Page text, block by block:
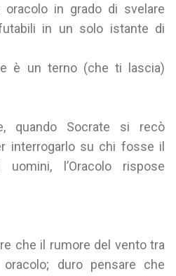
oracolo in grado di svelare
in un solo istante di
è un terno (che ti lascia)
quando Socrate si recò
interrogarlo su chi fosse il
l’Oracolo rispose
che il rumore del vento tra
duro pensare che